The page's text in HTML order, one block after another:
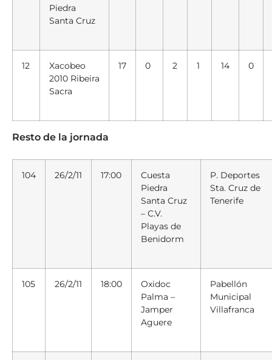
Piedra
Santa Cruz
12
Xacobeo
2010 Ribeira
Sacra
17 0 2 1 14 0
Resto de la jornada
104 26/2/11 17:00
Cuesta
Piedra
Santa Cruz
– C.V.
Playas de
Benidorm
P. Deportes
Sta. Cruz de
Tenerife
105 26/2/11 18:00
Oxidoc
Palma –
Jamper
Aguere
Pabellón
Municipal
Villafranca